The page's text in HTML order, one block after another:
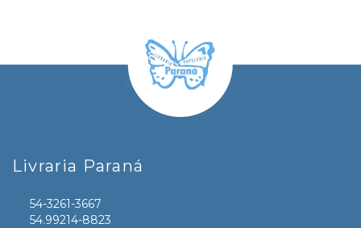
Livraria Paraná
54-3261-3667
54.99214-8823